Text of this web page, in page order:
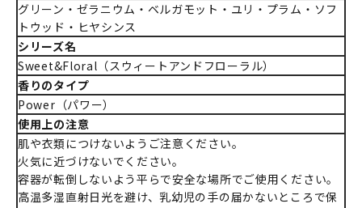
グリーン・ゼラニウム・ベルガモット・ユリ・プラム・ソフ
トウッド・ヒヤシンス
シリーズ名
Sweet&Floral（スウィートアンドフローラル）
香りのタイプ
Power（パワー）
使用上の注意
肌や衣類につけないようご注意ください。
火気に近づけないでください。
容器が転倒しないよう平らで安全な場所でご使用ください。
高温多湿直射日光を避け、乳幼児の手の届かないところで保